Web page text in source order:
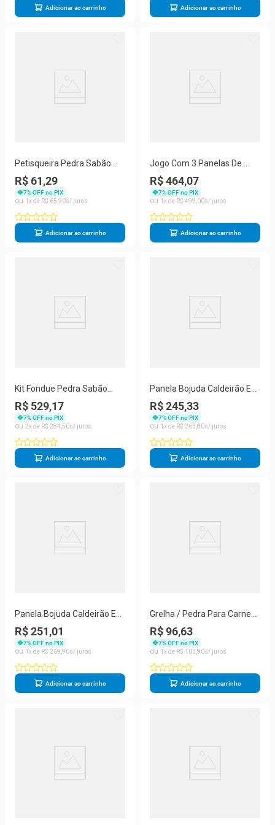
Adicionar ao carrinho Adicionar ao carrinho
Petisqueira Pedra Sabão
Média 23 Cm
R$ 61,29
7% OFF no PIX
1
R$ 65 90
Adicionar ao carrinho
Jogo Com 3 Panelas De
Pedra Sabão + Brinde
R$ 464,07
7% OFF no PIX
1
R$ 499 00
Adicionar ao carrinho
Kit Fondue Pedra Sabão
Completo 16 Ppeças -
Chapa 23 Cm
R$ 529,17
7% OFF no PIX
2
R$ 284 50
Adicionar ao carrinho
Panela Bojuda Caldeirão Em
Pedra Sabão Tampa Vidro
3,0 Ltrs - São José
R$ 245,33
7% OFF no PIX
1
R$ 263 80
Adicionar ao carrinho
Panela Bojuda Caldeirão Em
Pedra Sabão Tampa Vidro
3,6 Ltrs - São José
R$ 251,01
7% OFF no PIX
1
R$ 269 90
Adicionar ao carrinho
Grelha / Pedra Para Carnes
São José P - São José
R$ 96,63
7% OFF no PIX
1
R$ 103 90
Adicionar ao carrinho